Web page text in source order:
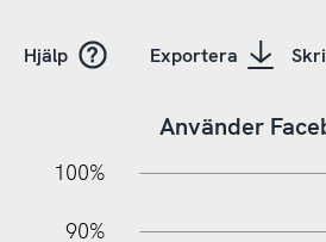
Hjälp Exportera
Använder
100%
90%